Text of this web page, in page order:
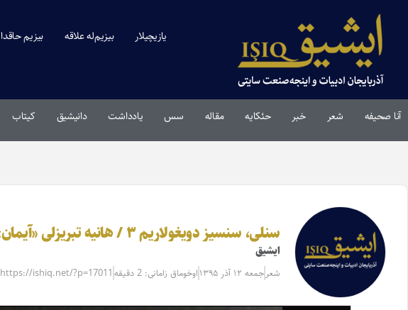
یازیچیلار بیزیم‌له علاقه بیزیم حاقدا
آنا صحیفه شعر خبر حئکایه مقاله‌ سس یادداشت دانیشیق کیتاب
سنلی،‌ سنسیز دویغولاریم ۳ / هانیه ‌تبریزلی «آیمان»
ایشیق
شعر جمعه ۱۲ آذر ۱۳۹۵ اوخوماق زامانی: 2 دقیقه https://ishiq.net/?p=17011